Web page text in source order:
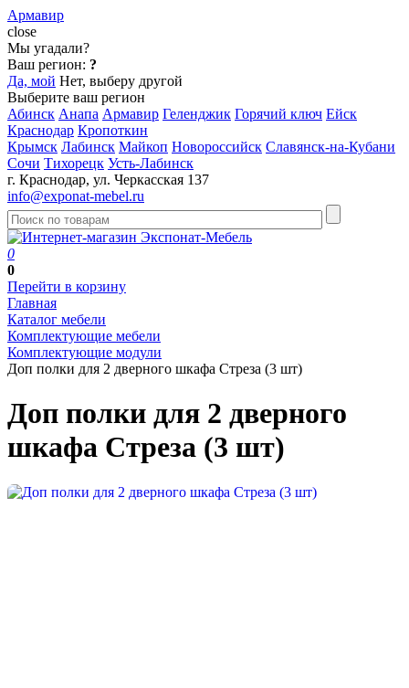
Армавир
close
Мы угадали?
Ваш регион: ?
Да, мой Нет, выберу другой
Выберите ваш регион
Абинск Анапа Армавир Геленджик Горячий ключ Ейск
Краснодар Кропоткин
Крымск Лабинск Майкоп Новороссийск Славянск-на-Кубани
Сочи Тихорецк Усть-Лабинск
г. Краснодар, ул. Черкасская 137
info@exponat-mebel.ru
0
0
Перейти в корзину
Главная
Каталог мебели
Комплектующие мебели
Комплектующие модули
Доп полки для 2 дверного шкафа Стреза (3 шт)
Доп полки для 2 дверного
шкафа Стреза (3 шт)